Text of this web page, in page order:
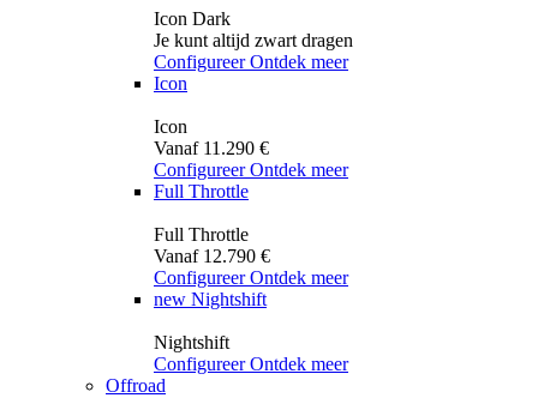
Icon Dark
Je kunt altijd zwart dragen
Configureer Ontdek meer
Icon
Icon
Vanaf 11.290 €
Configureer Ontdek meer
Full Throttle
Full Throttle
Vanaf 12.790 €
Configureer Ontdek meer
new Nightshift
Nightshift
Configureer Ontdek meer
Offroad